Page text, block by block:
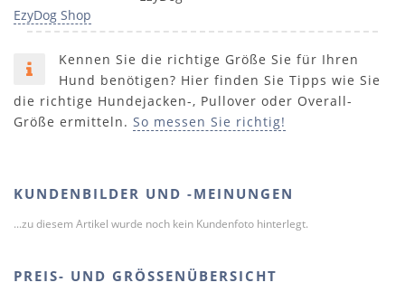
EzyDog Shop
Kennen Sie die richtige Größe Sie für Ihren
Hund benötigen? Hier finden Sie Tipps wie Sie
die richtige Hundejacken-, Pullover oder Overall-
Größe ermitteln. So messen Sie richtig!
KUNDENBILDER UND -MEINUNGEN
...zu diesem Artikel wurde noch kein Kundenfoto hinterlegt.
PREIS- UND GRÖSSENÜBERSICHT